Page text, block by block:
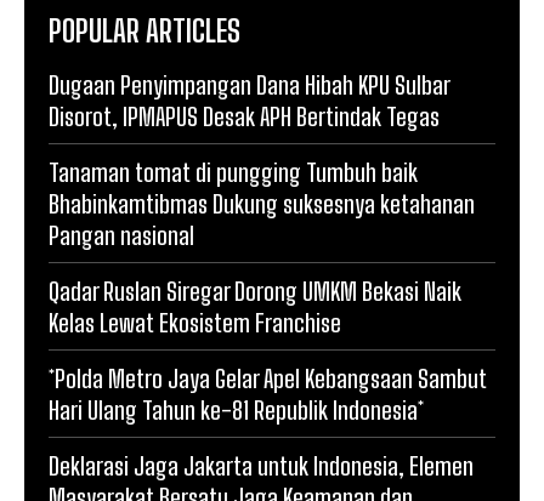
POPULAR ARTICLES
Dugaan Penyimpangan Dana Hibah KPU Sulbar
Disorot, IPMAPUS Desak APH Bertindak Tegas
Tanaman tomat di pungging Tumbuh baik
Bhabinkamtibmas Dukung suksesnya ketahanan
Pangan nasional
Qadar Ruslan Siregar Dorong UMKM Bekasi Naik
Kelas Lewat Ekosistem Franchise
*Polda Metro Jaya Gelar Apel Kebangsaan Sambut
Hari Ulang Tahun ke-81 Republik Indonesia*
Deklarasi Jaga Jakarta untuk Indonesia, Elemen